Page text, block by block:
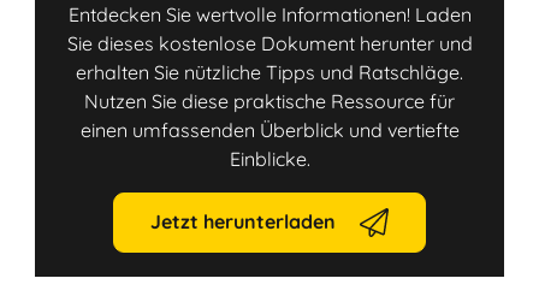
Entdecken Sie wertvolle Informationen! Laden
Sie dieses kostenlose Dokument herunter und
erhalten Sie nützliche Tipps und Ratschläge.
Nutzen Sie diese praktische Ressource für
einen umfassenden Überblick und vertiefte
Einblicke.
Jetzt herunterladen